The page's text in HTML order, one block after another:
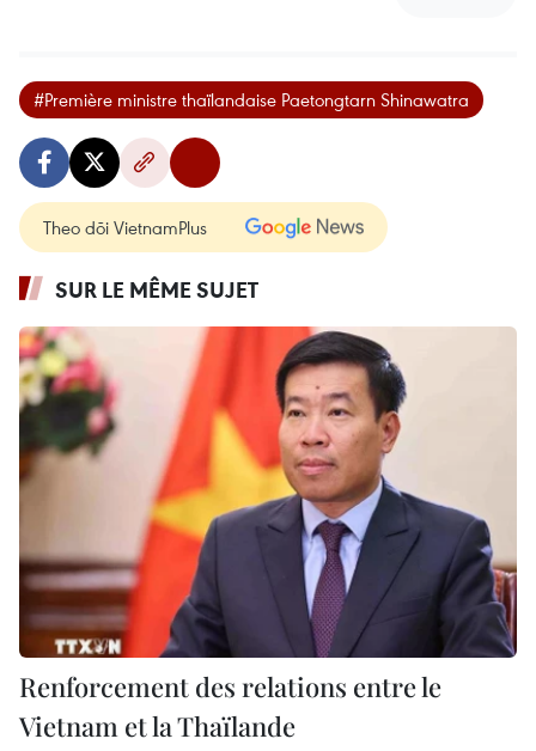
#Première ministre thaïlandaise Paetongtarn Shinawatra
Theo dõi VietnamPlus
SUR LE MÊME SUJET
Renforcement des relations entre le
Vietnam et la Thaïlande